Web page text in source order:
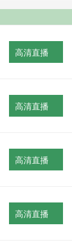
高清直播
高清直播
高清直播
高清直播